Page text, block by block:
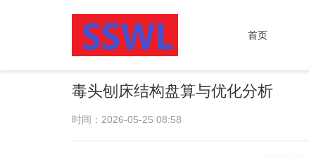
首页
毒头刨床结构盘算与优化分析
时间：2026-05-25 08:58